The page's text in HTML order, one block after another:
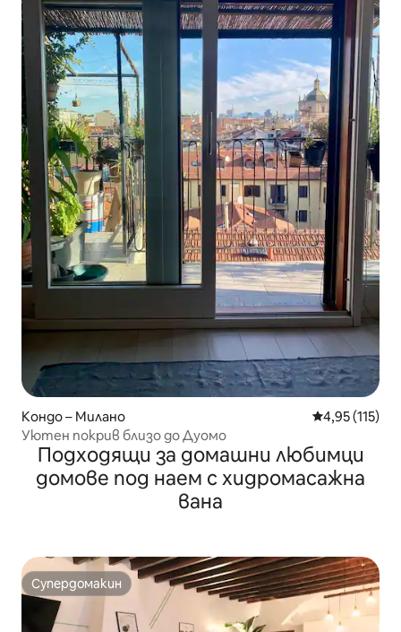
Кондо – Милано Средна
4,95 (115)
Уютен покрив близо до Дуомо
Подходящи за домашни любимци
домове под наем с хидромасажна
вана
Супердомакин
Супердомакин